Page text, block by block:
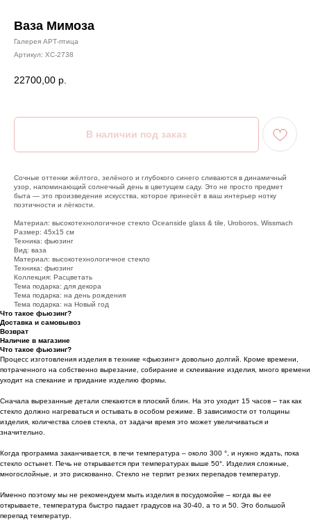
Ваза Мимоза
Галерея АРТ-птица
Артикул: ХС-2738
22700,00 р.
Сочные оттенки жёлтого, зелёного и глубокого синего сливаются в динамичный
узор, напоминающий солнечный день в цветущем саду. Это не просто предмет
быта — это произведение искусства, которое принесёт в ваш интерьер нотку
поэтичности и лёгкости.
Материал: высокотехнологичное стекло Oceanside glass & tile, Uroboros, Wissmach
Размер: 45х15 см
Техника: фьюзинг
Вид: ваза
Материал: высокотехнологичное стекло
Техника: фьюзинг
Коллекция: Расцветать
Тема подарка: для декора
Тема подарка: на день рождения
Тема подарка: на Новый год
Что такое фьюзинг?
Доставка и самовывоз
Возврат
Наличие в магазине
Что такое фьюзинг?
Процесс изготовления изделия в технике «фьюзинг» довольно долгий. Кроме времени,
потраченного на собственно вырезание, собирание и склеивание изделия, много времени
уходит на спекание и придание изделию формы.
Сначала вырезанные детали спекаются в плоский блин. На это уходит 15 часов – так как
стекло должно нагреваться и остывать в особом режиме. В зависимости от толщины
изделия, количества слоев стекла, от задачи время это может увеличиваться и
значительно.
Когда программа заканчивается, в печи температура – около 300 °, и нужно ждать, пока
стекло остынет. Печь не открывается при температурах выше 50°. Изделия сложные,
многослойные, и это рискованно. Стекло не терпит резких перепадов температур.
Именно поэтому мы не рекомендуем мыть изделия в посудомойке – когда вы ее
открываете, температура быстро падает градусов на 30-40, а то и 50. Это большой
перепад температур.